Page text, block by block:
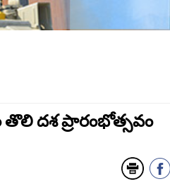
దశ ప్రారంభోత్సవం